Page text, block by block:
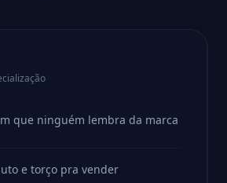
que ninguém lembra da marca
e torço pra vender